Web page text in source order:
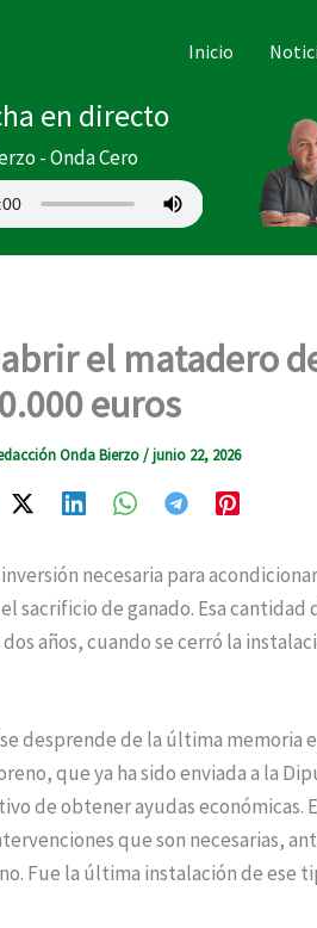
Inicio
en directo
- Onda Cero
el matadero
euros
Onda Bierzo/junio 22, 2026
inversión necesaria para
sacrificio de ganado. Esa
dos años, cuando se cerró la
se desprende de la última
que ya ha sido enviada a la
de obtener ayudas económicas.
que son necesarias,
Fue la última instalación de ese